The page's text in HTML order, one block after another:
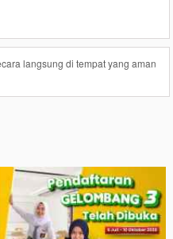
langsung di tempat yang aman